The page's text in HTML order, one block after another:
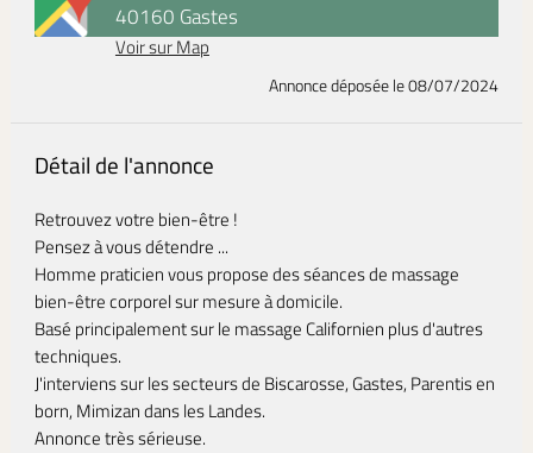
40160 Gastes
Voir sur Map
Annonce déposéele 08/07/2024
Détail de l'annonce
Retrouvez votre bien-être !
Pensez à vous détendre ...
Homme praticien vous propose des séances de massage
bien-être corporel sur mesure à domicile.
Basé principalement sur le massage Californien plus d'autres
techniques.
J'interviens sur les secteurs de Biscarosse, Gastes, Parentis en
born, Mimizan dans les Landes.
Annonce très sérieuse.